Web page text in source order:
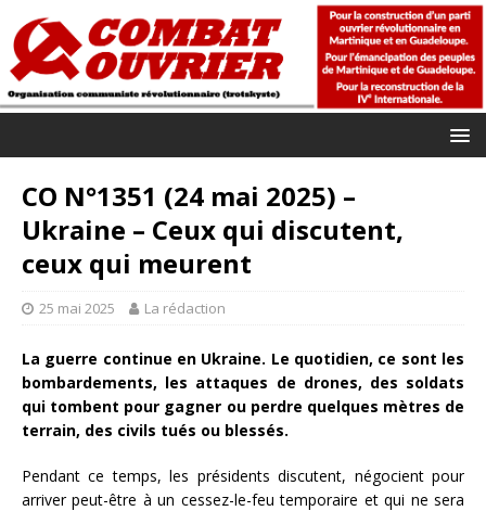
CO N°1351 (24 mai 2025) –
Ukraine – Ceux qui discutent,
ceux qui meurent
25 mai 2025 La rédaction
La guerre continue en Ukraine. Le quotidien, ce sont les
bombardements, les attaques de drones, des soldats
qui tombent pour gagner ou perdre quelques mètres de
terrain, des civils tués ou blessés.
Pendant ce temps, les présidents discutent, négocient pour
arriver peut-être à un cessez-le-feu temporaire et qui ne sera